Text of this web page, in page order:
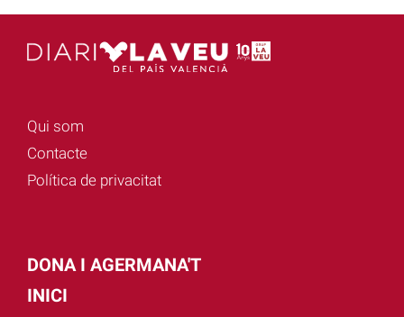
Qui som
Contacte
Política de privacitat
DONA I AGERMANA'T
INICI